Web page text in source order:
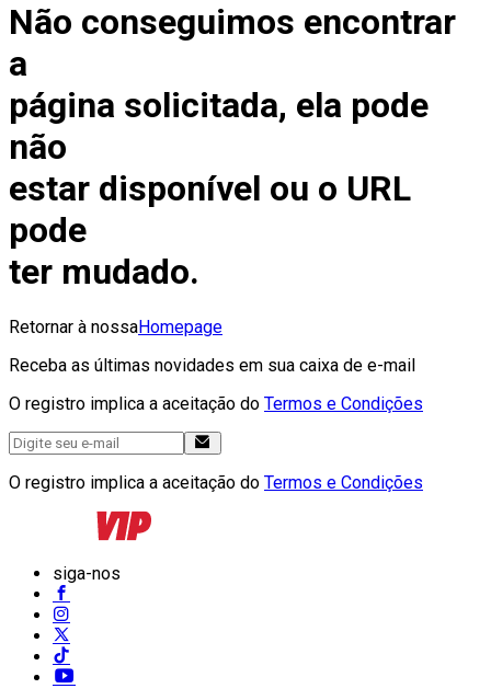
Não conseguimos encontrar
a
página solicitada, ela pode
não
estar disponível ou o URL
pode
ter mudado.
Retornar à nossaHomepage
Receba as últimas novidades em sua caixa de e-mail
O registro implica a aceitação do Termos e Condições
O registro implica a aceitação do Termos e Condições
siga-nos